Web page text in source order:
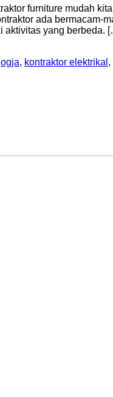
furniture mudah
ada bermacam-
aktivitas yang berbeda.
, kontraktor elektrikal ,